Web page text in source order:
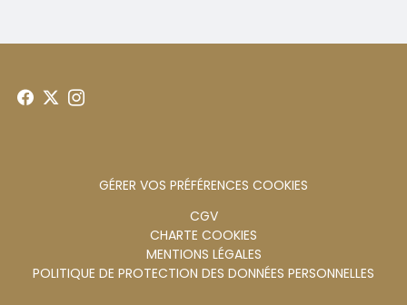
GÉRER VOS PRÉFÉRENCES COOKIES
CGV
CHARTE COOKIES
MENTIONS LÉGALES
POLITIQUE DE PROTECTION DES DONNÉES PERSONNELLES